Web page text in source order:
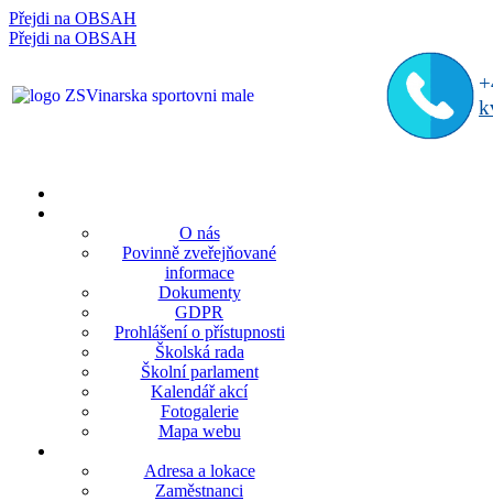
Přejdi na OBSAH
Přejdi na OBSAH
O nás
Povinně zveřejňované
informace
Dokumenty
GDPR
Prohlášení o přístupnosti
Školská rada
Školní parlament
Kalendář akcí
Fotogalerie
Mapa webu
Adresa a lokace
Zaměstnanci
rok
měsíc
rok
měsíc